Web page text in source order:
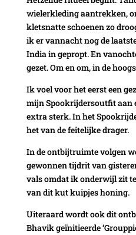
wielerkleding aantrekken,
kletsnatte schoenen zo
ik er vannacht nog de
India in gepropt. En
gezet. Om en om, in de
Ik voel voor het eerst een
mijn Spookrijdersoutfit aan
extra sterk. In het
het van de feitelijke drager.
In de ontbijtruimte volgen
gewonnen tijdrit van
vals omdat ik onderwijl zit
van dit kut kuipjes honing.
Uiteraard wordt ook dit
Bhavik geïnitieerde